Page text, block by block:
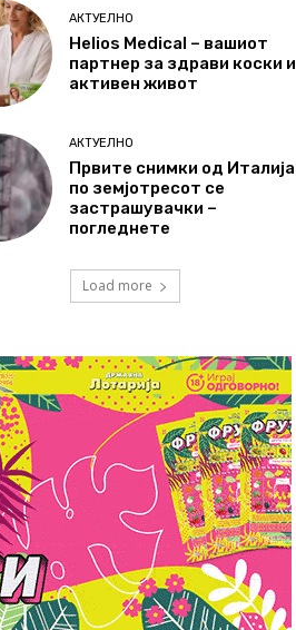
АКТУЕЛНО
Helios Medical – вашиот
партнер за здрави коски и
активен живот
АКТУЕЛНО
Првите снимки од Италија
по земјотресот се
застрашувачки –
погледнете
Load more